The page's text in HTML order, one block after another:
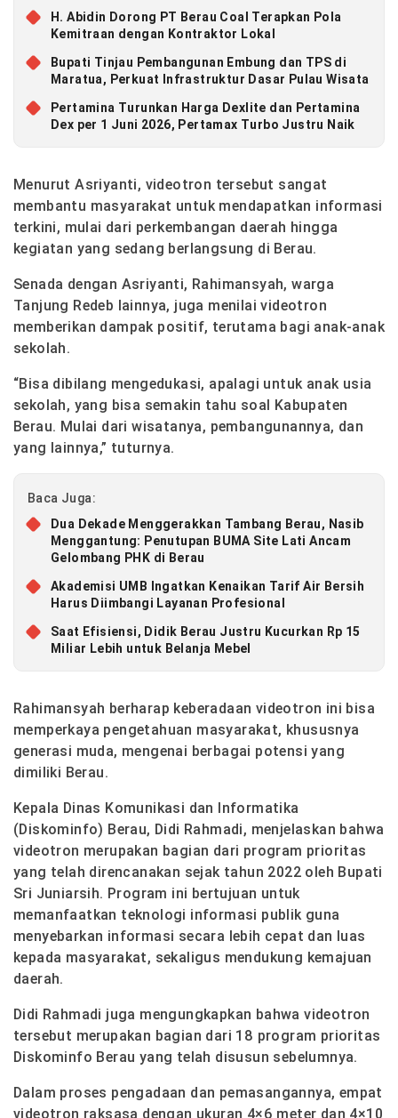
H. Abidin Dorong PT Berau Coal Terapkan Pola
Kemitraan dengan Kontraktor Lokal
Bupati Tinjau Pembangunan Embung dan TPS di
Maratua, Perkuat Infrastruktur Dasar Pulau Wisata
Pertamina Turunkan Harga Dexlite dan Pertamina
Dex per 1 Juni 2026, Pertamax Turbo Justru Naik
Menurut Asriyanti, videotron tersebut sangat
membantu masyarakat untuk mendapatkan informasi
terkini, mulai dari perkembangan daerah hingga
kegiatan yang sedang berlangsung di Berau.
Senada dengan Asriyanti, Rahimansyah, warga
Tanjung Redeb lainnya, juga menilai videotron
memberikan dampak positif, terutama bagi anak-anak
sekolah.
“Bisa dibilang mengedukasi, apalagi untuk anak usia
sekolah, yang bisa semakin tahu soal Kabupaten
Berau. Mulai dari wisatanya, pembangunannya, dan
yang lainnya,” tuturnya.
Baca Juga:
Dua Dekade Menggerakkan Tambang Berau, Nasib
Menggantung: Penutupan BUMA Site Lati Ancam
Gelombang PHK di Berau
Akademisi UMB Ingatkan Kenaikan Tarif Air Bersih
Harus Diimbangi Layanan Profesional
Saat Efisiensi, Didik Berau Justru Kucurkan Rp 15
Miliar Lebih untuk Belanja Mebel
Rahimansyah berharap keberadaan videotron ini bisa
memperkaya pengetahuan masyarakat, khususnya
generasi muda, mengenai berbagai potensi yang
dimiliki Berau.
Kepala Dinas Komunikasi dan Informatika
(Diskominfo) Berau, Didi Rahmadi, menjelaskan bahwa
videotron merupakan bagian dari program prioritas
yang telah direncanakan sejak tahun 2022 oleh Bupati
Sri Juniarsih. Program ini bertujuan untuk
memanfaatkan teknologi informasi publik guna
menyebarkan informasi secara lebih cepat dan luas
kepada masyarakat, sekaligus mendukung kemajuan
daerah.
Didi Rahmadi juga mengungkapkan bahwa videotron
tersebut merupakan bagian dari 18 program prioritas
Diskominfo Berau yang telah disusun sebelumnya.
Dalam proses pengadaan dan pemasangannya, empat
videotron raksasa dengan ukuran 4×6 meter dan 4×10